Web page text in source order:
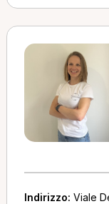
Indirizzo: Viale